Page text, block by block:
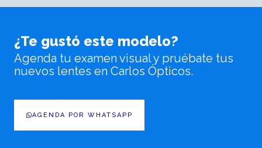
¿Te gustó este modelo?
Agenda tu examen visual y pruébate tus
nuevos lentes en Carlos Ópticos.
AGENDA POR WHATSAPP